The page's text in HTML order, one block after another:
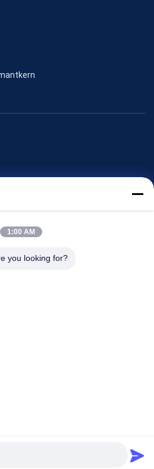
GROUP Alle rechten. Gebeurd.
1:00 AM
you looking for?